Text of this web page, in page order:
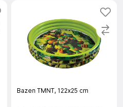
Bazen TMNT, 122x25 cm